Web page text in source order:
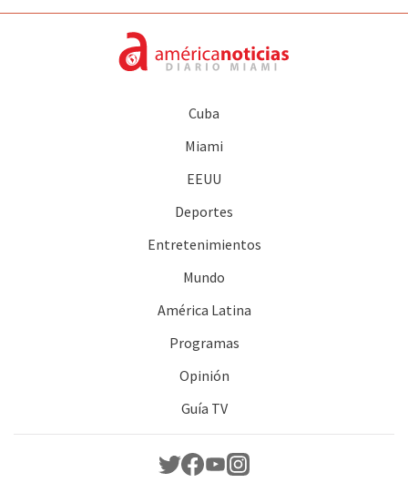
Cuba
Miami
EEUU
Deportes
Entretenimientos
Mundo
América Latina
Programas
Opinión
Guía TV